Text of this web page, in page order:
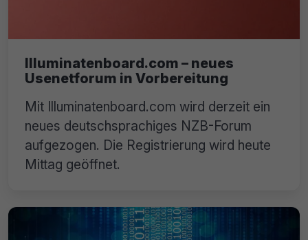
Illuminatenboard.com – neues
Usenetforum in Vorbereitung
Mit Illuminatenboard.com wird derzeit ein
neues deutschsprachiges NZB-Forum
aufgezogen. Die Registrierung wird heute
Mittag geöffnet.